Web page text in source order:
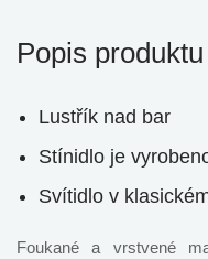
Popis produktu
Lustřík nad bar
Stínidlo je
Svítidlo v
Foukané a vrstvené